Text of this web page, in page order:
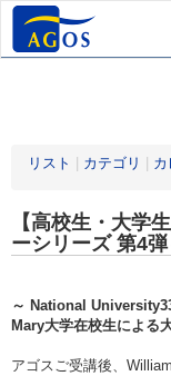
リスト カテゴリ カ
【高校生・大学
ーシリーズ 第4
～ National
Mary大学在校生による
アゴスご受講後、